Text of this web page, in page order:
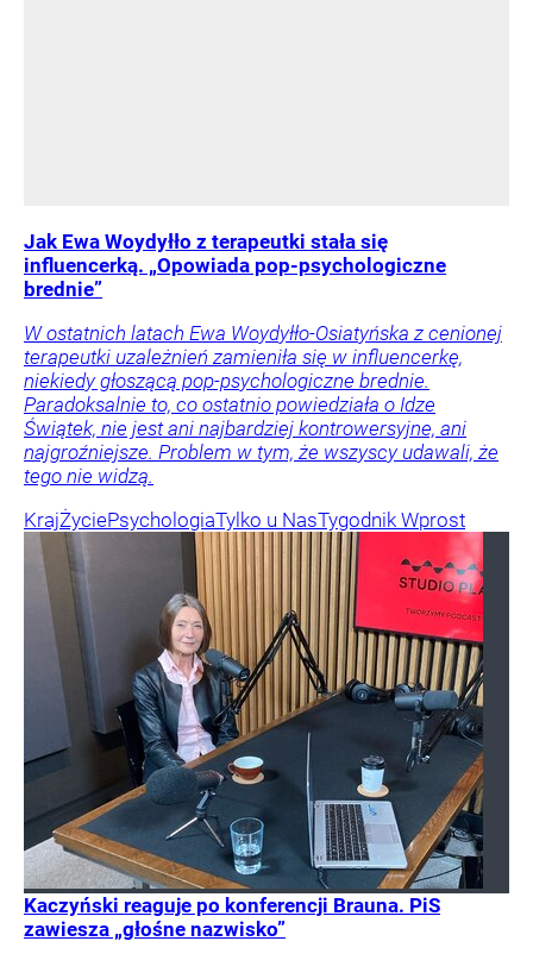
Jak Ewa Woydyłło z terapeutki stała się
influencerką. „Opowiada pop-psychologiczne
brednie”
W ostatnich latach Ewa Woydyłło-Osiatyńska z cenionej
terapeutki uzależnień zamieniła się w influencerkę,
niekiedy głoszącą pop-psychologiczne brednie.
Paradoksalnie to, co ostatnio powiedziała o Idze
Świątek, nie jest ani najbardziej kontrowersyjne, ani
najgroźniejsze. Problem w tym, że wszyscy udawali, że
tego nie widzą.
KrajŻyciePsychologiaTylko u NasTygodnik Wprost
Kaczyński reaguje po konferencji Brauna. PiS
zawiesza „głośne nazwisko”